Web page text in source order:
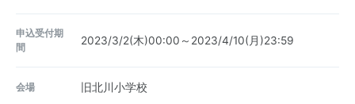
申込受付期
間
2023/3/2(木)00:00～2023/4/10(月)23:59
会場 旧北川小学校